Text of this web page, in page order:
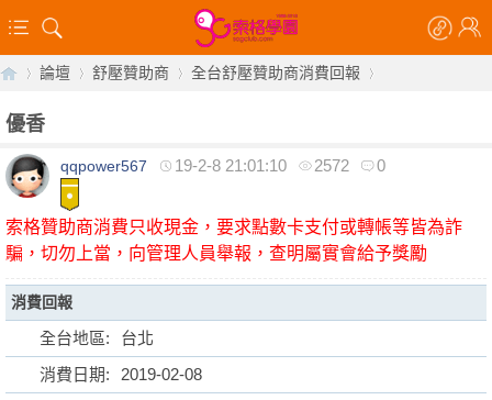
【 »
論壇
›
舒壓贊助商
›
全台舒壓贊助商消費回報
›
優香
qqpower567 19-2-8 21:01:10 2572 0
索格贊助商消費只收現金，要求點數卡支付或轉帳等皆為詐
騙，切勿上當，向管理人員舉報，查明屬實會給予獎勵
消費回報
全台地區:
台北
消費日期:
2019-02-08